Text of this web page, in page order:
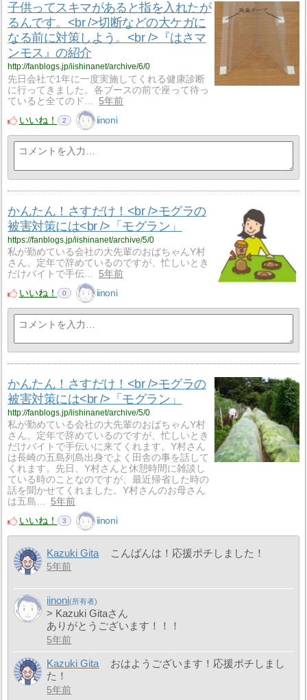
子供ってスキマがあると指を入れたが
るんです。<br />切断などの大ケガに
なる前に対策しよう。<br />『はさマ
ンモス』の紹介
http://fanblogs.jp/iishinanet/archive/6/0
先日会社で1年に一度実施してくれる健康診断
に行ってきました。各ブースの前で座って待っ
ていると全てのド…
5年前
いいね！
2 iinoni
かんたん！さすだけ！<br />モグラの
被害対策には<br />「モグラン」
https://fanblogs.jp/iishinanet/archive/5/0
私が勤めている会社の大先輩のおばちゃんY村
さん。定年で辞めているのですが、忙しいとき
だけバイトで手伝…
5年前
いいね！
0 iinoni
かんたん！さすだけ！<br />モグラの
被害対策には<br />「モグラン」
http://fanblogs.jp/iishinanet/archive/5/0
私が勤めている会社の大先輩のおばちゃんY村
さん。定年で辞めているのですが、忙しいとき
だけバイトで手伝いに来てくれます。Y村さん
は長崎の五島列島出身でよく田舎の事を話して
くれます。先日、Y村さんと休憩時間に雑談し
ている時のことなのですが、最近帰省した時の
話を聞かせてくれました。Y村さんのお母さん
は五島…
5年前
いいね！
3 iinoni
Kazuki Gita こんばんは！応援ポチしました！
5年前
iinoni
> Kazuki Gitaさん
ありがとうございます！！！
5年前
Kazuki Gita
おはようございます！応援ポチしまし
た！
5年前